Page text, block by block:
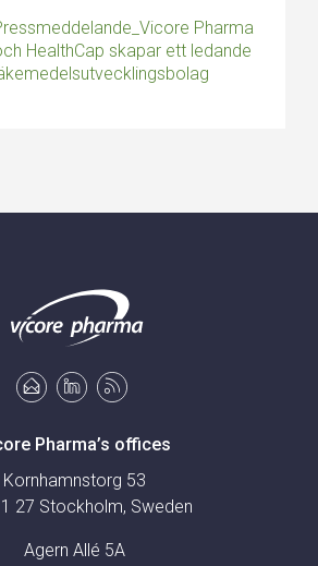
Pharma
HealthCap skapar ett ledande
Pharma’s offices
Kornhamnstorg 53
27 Stockholm, Sweden
Agern Allé 5A